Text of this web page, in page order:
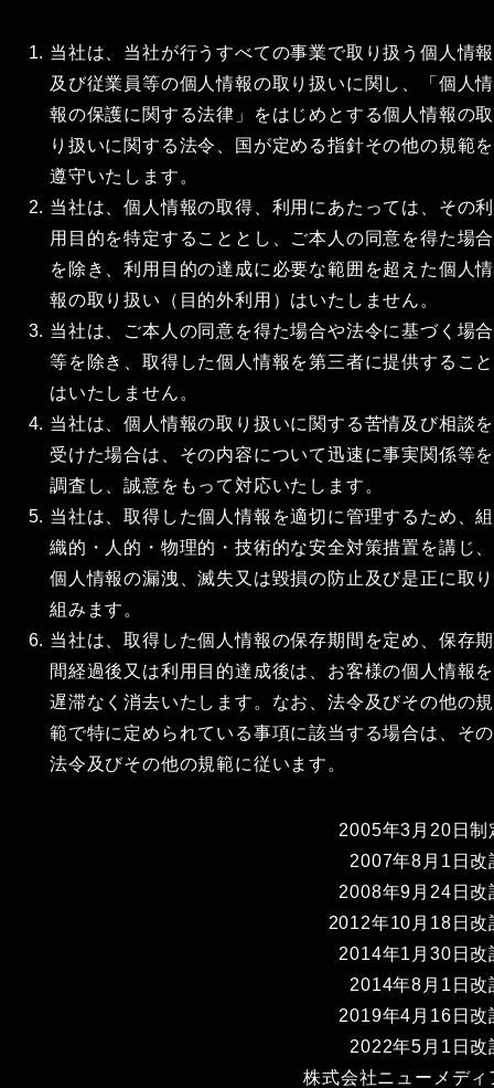
当社は、当社が行うすべての事業で取り扱う個人情報
及び従業員等の個人情報の取り扱いに関し、「個人情
報の保護に関する法律」をはじめとする個人情報の取
り扱いに関する法令、国が定める指針その他の規範を
遵守いたします。
当社は、個人情報の取得、利用にあたっては、その利
用目的を特定することとし、ご本人の同意を得た場合
を除き、利用目的の達成に必要な範囲を超えた個人情
報の取り扱い（目的外利用）はいたしません。
当社は、ご本人の同意を得た場合や法令に基づく場合
等を除き、取得した個人情報を第三者に提供すること
はいたしません。
当社は、個人情報の取り扱いに関する苦情及び相談を
受けた場合は、その内容について迅速に事実関係等を
調査し、誠意をもって対応いたします。
当社は、取得した個人情報を適切に管理するため、組
織的・人的・物理的・技術的な安全対策措置を講じ、
個人情報の漏洩、滅失又は毀損の防止及び是正に取り
組みます。
当社は、取得した個人情報の保存期間を定め、保存期
間経過後又は利用目的達成後は、お客様の個人情報を
遅滞なく消去いたします。なお、法令及びその他の規
範で特に定められている事項に該当する場合は、その
法令及びその他の規範に従います。
2005年3月20日制
2007年8月1日改
2008年9月24日改
2012年10月18日改
2014年1月30日改
2014年8月1日改
2019年4月16日改
2022年5月1日改
株式会社ニューメディ